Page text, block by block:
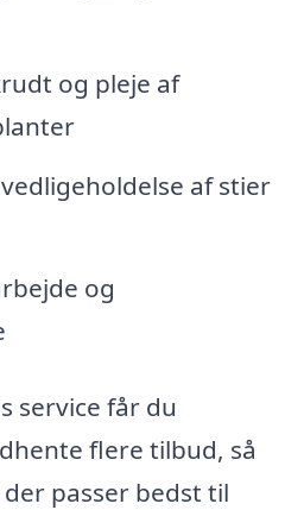
og pleje af
af stier
og
service får du
flere tilbud, så
passer bedst til